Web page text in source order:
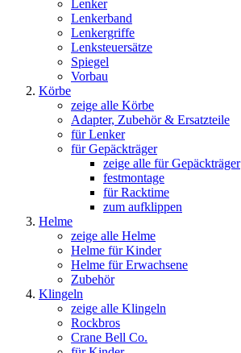
Lenker
Lenkerband
Lenkergriffe
Lenksteuersätze
Spiegel
Vorbau
Körbe
zeige alle Körbe
Adapter, Zubehör & Ersatzteile
für Lenker
für Gepäckträger
zeige alle für Gepäckträger
festmontage
für Racktime
zum aufklippen
Helme
zeige alle Helme
Helme für Kinder
Helme für Erwachsene
Zubehör
Klingeln
zeige alle Klingeln
Rockbros
Crane Bell Co.